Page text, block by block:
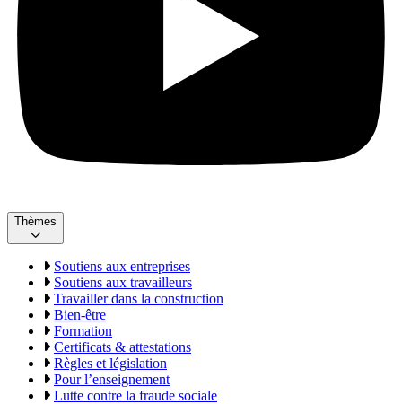
Thèmes
Soutiens aux entreprises
Soutiens aux travailleurs
Travailler dans la construction
Bien-être
Formation
Certificats & attestations
Règles et législation
Pour l’enseignement
Lutte contre la fraude sociale